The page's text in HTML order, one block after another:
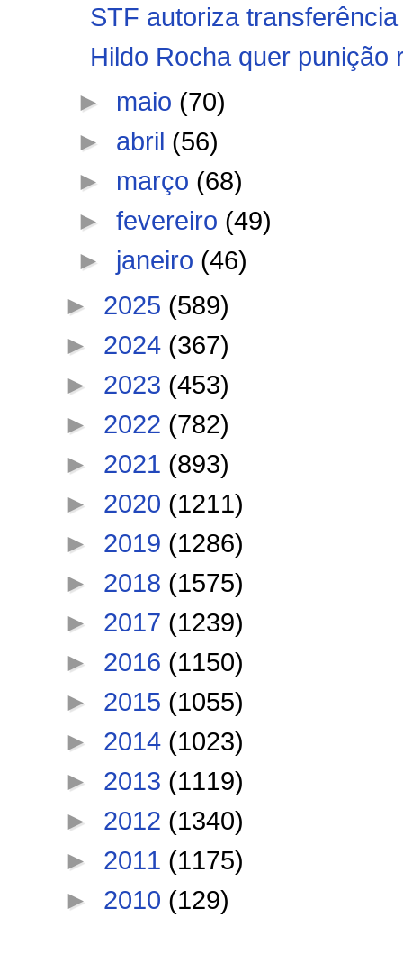
STF autoriza
Hildo Rocha quer punição
► maio (70)
► abril (56)
► março (68)
►fevereiro (49)
► janeiro (46)
► 2025 (589)
► 2024 (367)
► 2023 (453)
► 2022 (782)
► 2021 (893)
► 2020 (1211)
► 2019 (1286)
► 2018 (1575)
► 2017 (1239)
► 2016 (1150)
► 2015 (1055)
► 2014 (1023)
► 2013 (1119)
► 2012 (1340)
► 2011 (1175)
► 2010 (129)